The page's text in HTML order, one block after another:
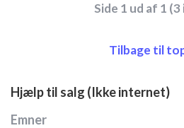
Side 1 ud af 1
Tilbage til
Hjælp til salg (Ikke internet)
Emner